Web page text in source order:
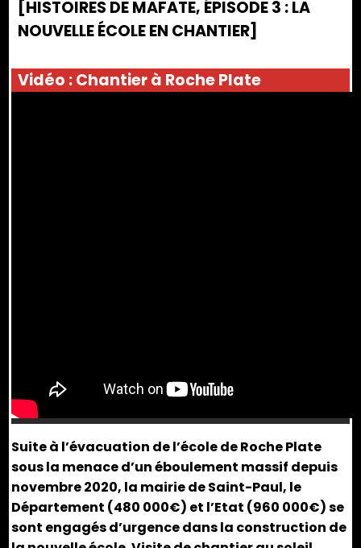
[HISTOIRES DE MAFATE, ÉPISODE 3 : LA
NOUVELLE ÉCOLE EN CHANTIER]
Vidéo : Chantier à Roche Plate
Suite à l’évacuation de l’école de Roche Plate
sous la menace d’un éboulement massif depuis
novembre 2020, la mairie de Saint-Paul, le
Département (480 000€) et l’Etat (960 000€) se
sont engagés d’urgence dans la construction de